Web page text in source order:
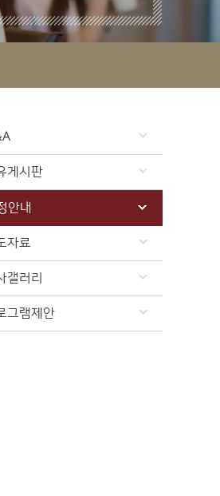
게시판
안내
자료
갤러리
그램제안